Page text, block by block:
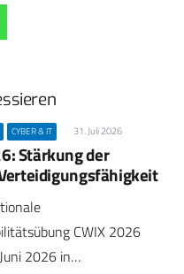
CYBER & IT 31. Juli 2026
Stärkung der
CWIX 2026
2026 in…